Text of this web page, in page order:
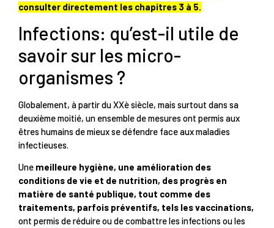
consulter directement les chapitres 3 à 5.
Infections: qu’est-il utile de
savoir sur les micro-
organismes ?
Globalement, à partir du XXè siècle, mais surtout dans sa
deuxième moitié, un ensemble de mesures ont permis aux
êtres humains de mieux se défendre face aux maladies
infectieuses.
Une meilleure hygiène, une amélioration des
conditions de vie et de nutrition, des progrès en
matière de santé publique, tout comme des
traitements, parfois préventifs, tels les vaccinations,
ont permis de réduire ou de combattre les infections ou les